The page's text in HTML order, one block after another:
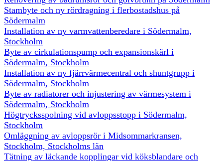
Stambyte och ny rördragning i flerbostadshus på
Södermalm
Installation av ny varmvattenberedare i Södermalm,
Stockholm
Byte av cirkulationspump och expansionskärl i
Södermalm, Stockholm
Installation av ny fjärrvärmecentral och shuntgrupp i
Södermalm, Stockholm
Byte av radiatorer och injustering av värmesystem i
Södermalm, Stockholm
Högtrycksspolning vid avloppsstopp i Södermalm,
Stockholm
Omläggning av avloppsrör i Midsommarkransen,
Stockholm, Stockholms län
Tätning av läckande kopplingar vid köksblandare och